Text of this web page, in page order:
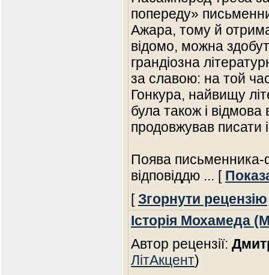
попереду»
Ажара, тому й
відомо, можна
грандіозна
за славою: на той
Гонкура, найвищу
була також і відмова
продовжував писати
Поява
відповіддю ... [
[Згорнути рецензію
Історія Мохамеда
Автор рецензії:
ЛітАкцент)